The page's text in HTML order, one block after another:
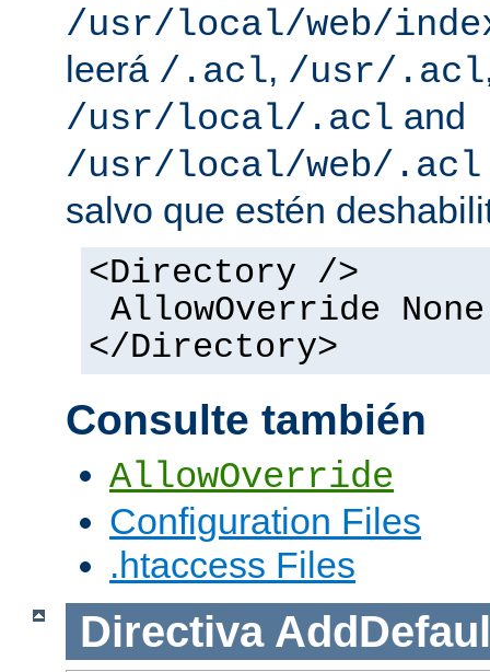
/usr/local/web/
leerá /.acl, /usr/.acl
/usr/local/.acl and
/usr/local/web/.acl
salvo que estén
<Directory />
AllowOverride None
</Directory>
Consulte también
AllowOverride
Configuration Files
.htaccess Files
Directiva